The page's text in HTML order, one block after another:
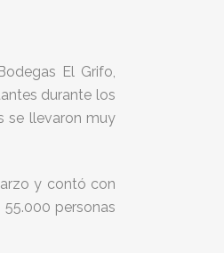
El Grifo,
durante los
se llevaron muy
y contó con
personas